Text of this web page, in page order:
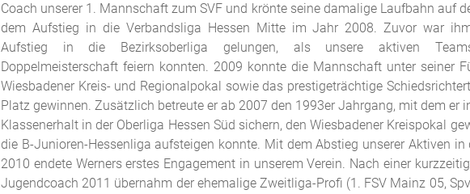
Coach unserer 1. Mannschaft zum SVF und krönte seine damalige Laufbahn auf
dem Aufstieg in die Verbandsliga Hessen Mitte im Jahr 2008. Zuvor war
Aufstieg in die Bezirksoberliga gelungen, als unsere aktiven
Doppelmeisterschaft feiern konnten. 2009 konnte die Mannschaft unter seiner
Wiesbadener Kreis- und Regionalpokal sowie das prestigeträchtige
Platz gewinnen. Zusätzlich betreute er ab 2007 den 1993er Jahrgang, mit dem er
Klassenerhalt in der Oberliga Hessen Süd sichern, den Wiesbadener Kreispokal
die B-Junioren-Hessenliga aufsteigen konnte. Mit dem Abstieg unserer Aktiven in
2010 endete Werners erstes Engagement in unserem Verein. Nach einer
Jugendcoach 2011 übernahm der ehemalige Zweitliga-Profi (1. FSV Mainz 05,